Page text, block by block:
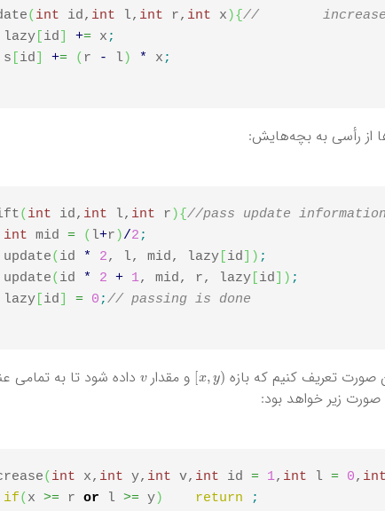
( int id, int l, int r, int x ){
//
	lazy
id += x ;
	s
id += ( r - l) * x ;
از رأسی به بچه‌هایش:
( int id, int l, int r ){//pass update
int mid = ( l+r )/2 ;
	update
( id * 2, l, mid, lazy id ) ;
	update
( id * 2 + 1, mid, r, lazy id ) ;
	lazy
id = 0 ;// passing is done
صورت تعریف کنیم که بازه ) و مقدار داده شود تا به تمامی
صورت زیر خواهد بود:
( int x, int y, int v, int id = 1, int l = 0, int
if( x >= r or l >= y) return
;